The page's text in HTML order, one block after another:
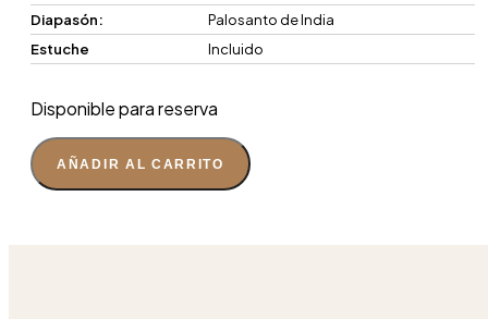
Diapasón:
Palosanto de India
Estuche
Incluido
Disponible para reserva
AÑADIR AL CARRITO